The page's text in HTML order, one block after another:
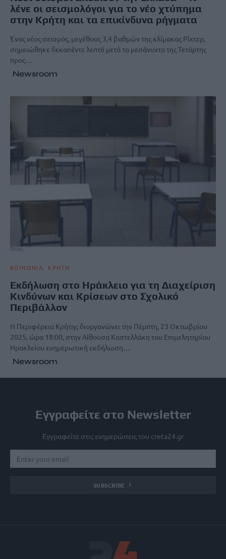
λένε οι σεισμολόγοι για το νέο χτύπημα
στην Κρήτη και τα επικίνδυνα ρήγματα
Ένας νέος σεισμός, μεγέθους 3,4 βαθμών της κλίμακας Ρίχτερ,
σημειώθηκε δεκαπέντε λεπτά μετά τα μεσάνυχτα της Τετάρτης
προς…
Newsroom
ΚΟΙΝΩΝΙΑ ΚΡΗΤΗ
Εκδήλωση στο Ηράκλειο για τη Διαχείριση
Κινδύνων και Κρίσεων στο Σχολικό
Περιβάλλον
Η Περιφέρεια Κρήτης διοργανώνει την Πέμπτη, 23 Οκτωβρίου
2025, ώρα 18:00, στην Αίθουσα Καστελλάκη του Επιμελητηρίου
Ηρακλείου ενημερωτική εκδήλωση…
Newsroom
Εγγραφείτε στο Newsletter
Εγγραφείτε στις ενημερώσεις του creta24.gr
SUBSCRIBE